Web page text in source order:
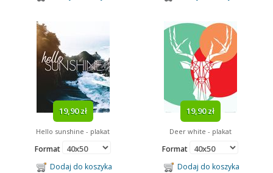
19,90 zł
Hello sunshine - plakat
Format
Dodaj do koszyka
19,90 zł
Deer white - plakat
Format
Dodaj do koszyka